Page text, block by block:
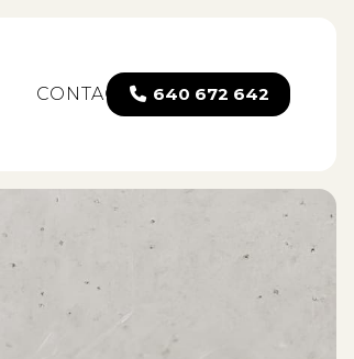
CONTACTO 640 672 642